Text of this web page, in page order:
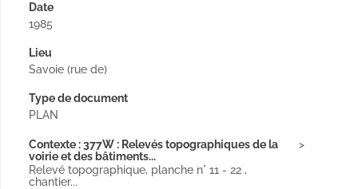
Date
1985
Lieu
Savoie (rue de)
Type de document
PLAN
Contexte : 377W : Relevés topographiques de la
voirie et des bâtiments...
Relevé topographique, planche n° 11 - 22 ,
chantier...